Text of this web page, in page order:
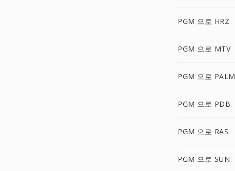
PGM 으로 HRZ
PGM 으로 MTV
PGM 으로 PALM
PGM 으로 PDB
PGM 으로 RAS
PGM 으로 SUN